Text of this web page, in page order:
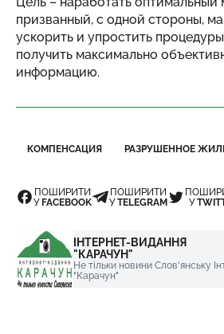
призванный, с одной стороны,
ускорить и упростить
получить максимально
информацию.
КОМПЕНСАЦИЯ РАЗРУШЕННОЕ
ПОШИРИТИ
УFACEBOOK
ПОШИРИТИ
УTELEGRAM
У
ІНТЕРНЕТ-ВИДАННЯ
"КАРАЧУН"
Не тільки новини Слов'янську
"Карачун"